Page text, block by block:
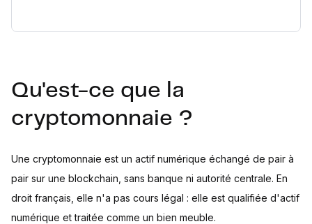
Qu'est-ce que la
cryptomonnaie ?
Une cryptomonnaie est un actif numérique échangé de pair à
pair sur une blockchain, sans banque ni autorité centrale. En
droit français, elle n'a pas cours légal : elle est qualifiée d'actif
numérique et traitée comme un bien meuble.